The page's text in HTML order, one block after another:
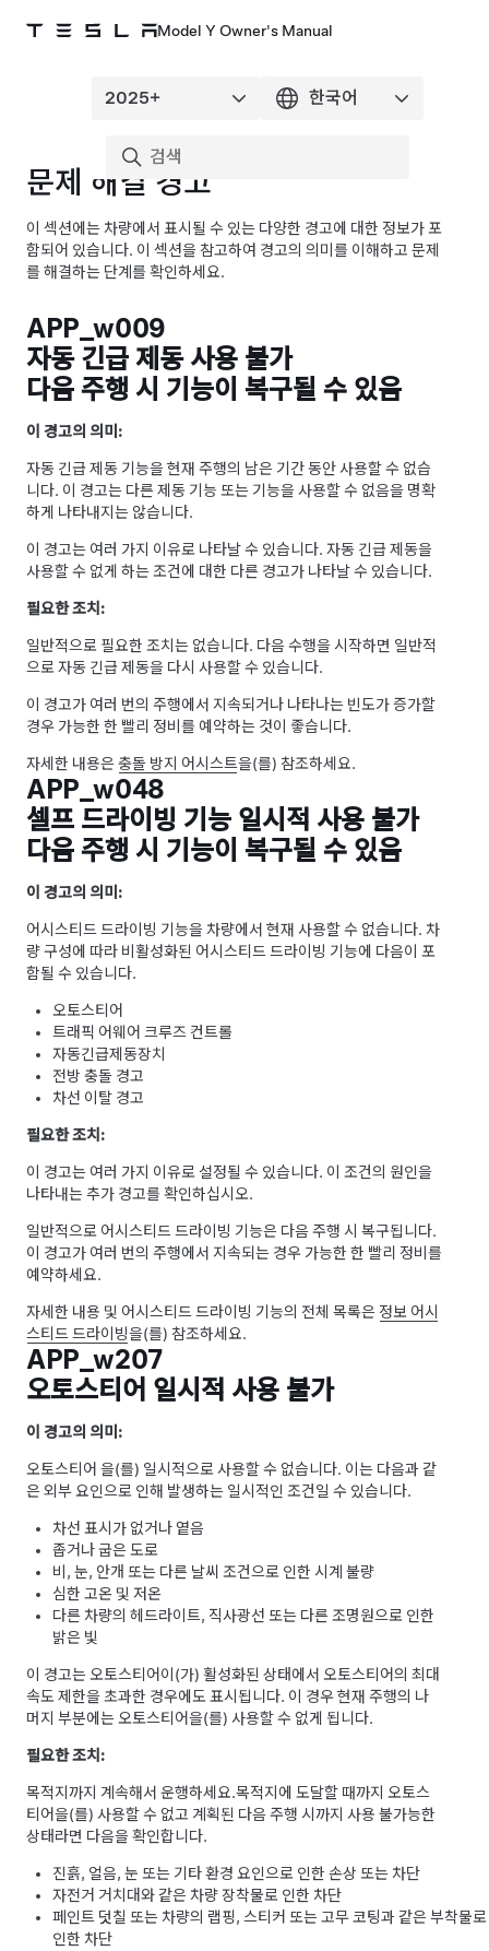
Model Y Owner's Manual
문제 해결 경고
이 섹션에는 차량에서 표시될 수 있는 다양한 경고에 대한 정보가 포
함되어 있습니다. 이 섹션을 참고하여 경고의 의미를 이해하고 문제
를 해결하는 단계를 확인하세요.
APP_w009
자동 긴급 제동 사용 불가
다음 주행 시 기능이 복구될 수 있음
이 경고의 의미:
자동 긴급 제동 기능을 현재 주행의 남은 기간 동안 사용할 수 없습
니다. 이 경고는 다른 제동 기능 또는 기능을 사용할 수 없음을 명확
하게 나타내지는 않습니다.
이 경고는 여러 가지 이유로 나타날 수 있습니다. 자동 긴급 제동을
사용할 수 없게 하는 조건에 대한 다른 경고가 나타날 수 있습니다.
필요한 조치:
일반적으로 필요한 조치는 없습니다. 다음 수행을 시작하면 일반적
으로 자동 긴급 제동을 다시 사용할 수 있습니다.
이 경고가 여러 번의 주행에서 지속되거나 나타나는 빈도가 증가할
경우 가능한 한 빨리 정비를 예약하는 것이 좋습니다.
자세한 내용은충돌 방지 어시스트을(를) 참조하세요.
APP_w048
셀프 드라이빙 기능 일시적 사용 불가
다음 주행 시 기능이 복구될 수 있음
이 경고의 의미:
어시스티드 드라이빙 기능을 차량에서 현재 사용할 수 없습니다. 차
량 구성에 따라 비활성화된 어시스티드 드라이빙 기능에 다음이 포
함될 수 있습니다.
오토스티어
트래픽 어웨어 크루즈 컨트롤
자동긴급제동장치
전방 충돌 경고
차선 이탈 경고
필요한 조치:
이 경고는 여러 가지 이유로 설정될 수 있습니다. 이 조건의 원인을
나타내는 추가 경고를 확인하십시오.
일반적으로 어시스티드 드라이빙 기능은 다음 주행 시 복구됩니다.
이 경고가 여러 번의 주행에서 지속되는 경우 가능한 한 빨리 정비를
예약하세요.
자세한 내용 및 어시스티드 드라이빙 기능의 전체 목록은 정보 어시
스티드 드라이빙을(를) 참조하세요.
APP_w207
오토스티어 일시적 사용 불가
이 경고의 의미:
오토스티어 을(를) 일시적으로 사용할 수 없습니다. 이는 다음과 같
은 외부 요인으로 인해 발생하는 일시적인 조건일 수 있습니다.
차선 표시가 없거나 옅음
좁거나 굽은 도로
비, 눈, 안개 또는 다른 날씨 조건으로 인한 시계 불량
심한 고온 및 저온
다른 차량의 헤드라이트, 직사광선 또는 다른 조명원으로 인한
밝은 빛
이 경고는오토스티어 이(가) 활성화된 상태에서 오토스티어의 최대
속도 제한을 초과한 경우에도 표시됩니다. 이 경우 현재 주행의 나
머지 부분에는오토스티어을(를) 사용할 수 없게 됩니다.
필요한 조치:
목적지까지 계속해서 운행하세요.목적지에 도달할 때까지 오토스
티어을(를) 사용할 수 없고 계획된 다음 주행 시까지 사용 불가능한
상태라면 다음을 확인합니다.
진흙, 얼음, 눈 또는 기타 환경 요인으로 인한 손상 또는 차단
자전거 거치대와 같은 차량 장착물로 인한 차단
페인트 덧칠 또는 차량의 랩핑, 스티커 또는 고무 코팅과 같은 부착물로
인한 차단